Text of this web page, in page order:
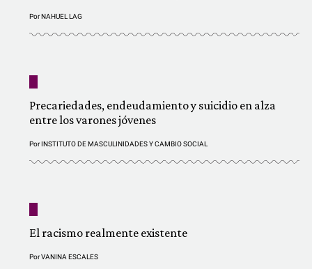
PorNAHUEL LAG
Precariedades, endeudamiento y suicidio en alza
entre los varones jóvenes
PorINSTITUTO DE MASCULINIDADES Y CAMBIO SOCIAL
El racismo realmente existente
PorVANINA ESCALES